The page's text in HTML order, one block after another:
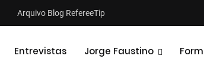
Arquivo Blog RefereeTip
Entrevistas Jorge Faustino